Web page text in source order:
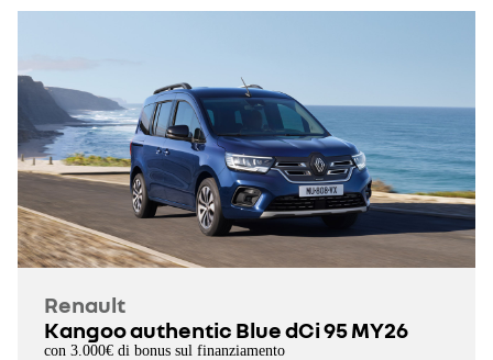
Renault
Kangoo authentic Blue dCi 95 MY26
con 3.000€ di bonus sul finanziamento